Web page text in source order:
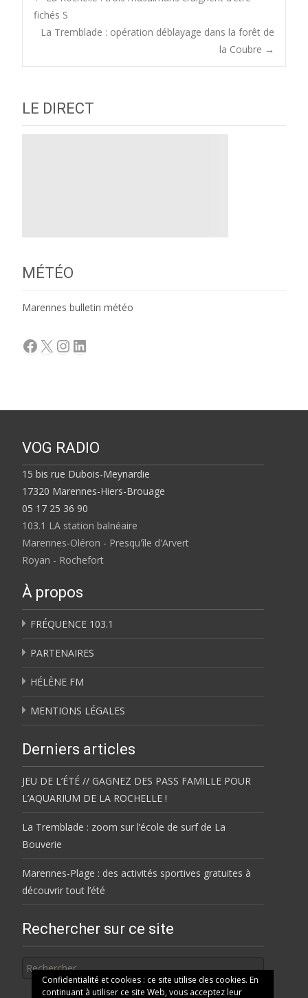
Post
navigation
fichés S
La Tremblade : opération déblayage dans la forêt de
la Coubre →
LE DIRECT
MÉTÉO
Marennes bulletin météo
Facebook
X Instagram
LinkedIn
VOG RADIO
15 bis rue Dubois-Meynardie
17320 Marennes-Hiers-Brouage
05 17 25 36 90
103.1 LA station balnéaire
Marennes-Oléron - Presqu'île d'Arvert
Royan - Rochefort
À propos
FRÉQUENCE 103.1
PARTENAIRES
HÉLÈNE FM
MENTIONS LÉGALES
Derniers articles
JEU DE L’ÉTÉ // GAGNEZ DES PASS FAMILLE POUR
L’AQUARIUM DE LA ROCHELLE !
La Tremblade : zoom sur l’école de surf de La
Bouverie
Marennes-Plage : des activités sportives gratuites à
découvrir tout l’été
Rechercher sur ce site
Confidentialité et cookies : ce site utilise des cookies. En
continuant à utiliser ce site Web, vous acceptez leur